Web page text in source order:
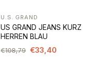
-69%
U.S. GRAND
US GRAND JEANS KURZ
HERREN BLAU
€108,79 €33,40